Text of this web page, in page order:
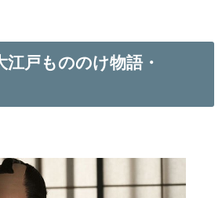
江戸もののけ物語・